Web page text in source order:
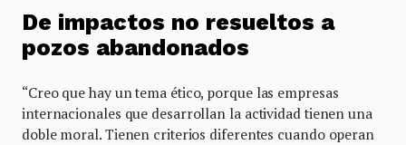
De impactos no resueltos a
pozos abandonados
“Creo que hay un tema ético, porque las empresas
internacionales que desarrollan la actividad tienen una
doble moral. Tienen criterios diferentes cuando operan